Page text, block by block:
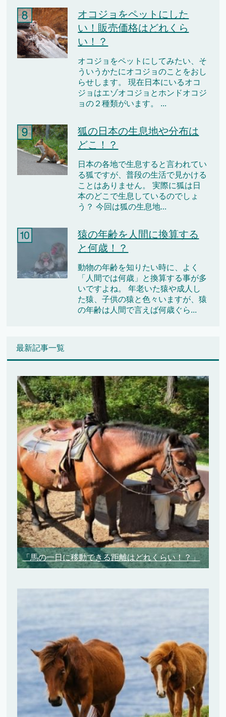
オコジョをペットにした
い！販売価格はどれくら
い！？
オコジョをペットにしてみたい、そ
ういうかたにオコジョのことをおし
らせします。 現在日本にいるオコ
ジョはエゾオコジョとホンドオコジ
ョの２種類がいます。 ...
狐の日本の生息地や分布は
どこ！？
日本の各地で生息すると言われてい
る狐ですが、普段の生活で見かける
ことはありません。 実際に狐は日
本のどこで生息しているのでしょ
う？ 今回は狐の生息地...
猿の年齢を人間に換算する
と何歳！？
動物の年齢を知りたい時に、よく
「人間では何歳」と換算する事が多
いですよね。 年老いた猿や成人し
た猿、子供の猿と色々いますが、猿
の年齢は人間で言えば何歳ぐら...
最新記事一覧
「馬の一日に移動できる距離はどれくらい！？」